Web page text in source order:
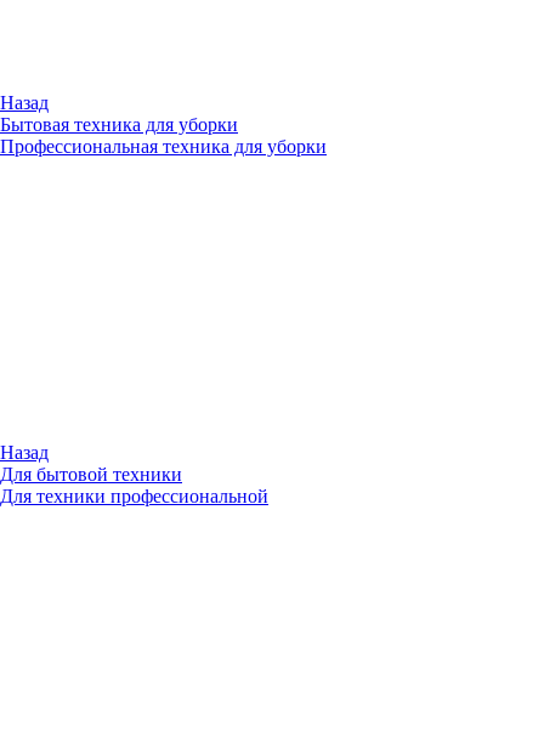
Назад
Бытовая техника для уборки
Профессиональная техника для уборки
Назад
Для бытовой техники
Для техники профессиональной